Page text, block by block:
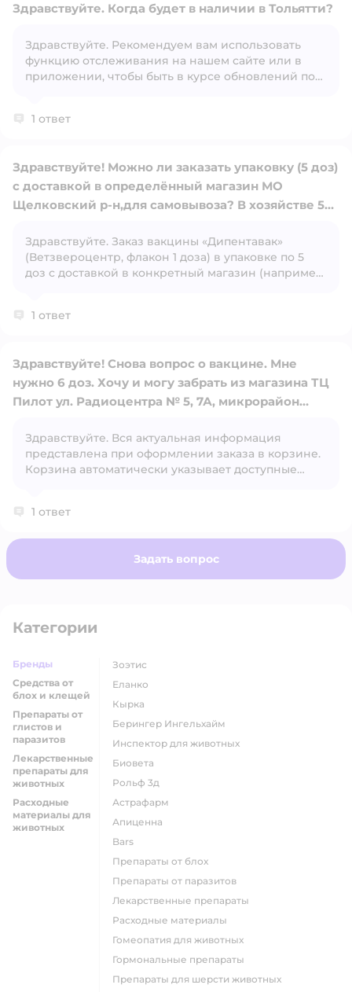
Открыть вопрос
Здравствуйте. Когда будет в наличии в Тольятти?
Здравствуйте. Рекомендуем вам использовать
функцию отслеживания на нашем сайте или в
приложении, чтобы быть в курсе обновлений по
1 ответ
Открыть вопрос
Здравствуйте! Можно ли заказать упаковку (5 доз)
с доставкой в определённый магазин МО
Щелковский р-н,для самовывоза? В хозяйстве 5
Спасибо!
Здравствуйте. Заказ вакцины «Дипентавак»
(Ветзвероцентр, флакон 1 доза) в упаковке по 5
доз с доставкой в конкретный магазин (например,
ветеринарной аптеки.
1 ответ
Открыть вопрос
Здравствуйте! Снова вопрос о вакцине. Мне
нужно 6 доз. Хочу и могу забрать из магазина ТЦ
Пилот ул. Радиоцентра № 5, 7А, микрорайон
Посодействуйте пожалуйста оформлению заказа.
Ехать в другие районы Подмосковья или
Москвы,нет возможности.
Здравствуйте. Вся актуальная информация
представлена при оформлении заказа в корзине.
Корзина автоматически указывает доступные
1 ответ
Задать вопрос
Категории
Бренды
Средства от
блох и клещей
Препараты от
глистов и
паразитов
Лекарственные
препараты для
животных
Расходные
материалы для
животных
Зоэтис
Еланко
Кырка
Берингер Ингельхайм
Инспектор для животных
Биовета
Рольф 3д
Астрафарм
Апиценна
Bars
Препараты от блох
Препараты от паразитов
Лекарственные препараты
Расходные материалы
Гомеопатия для животных
Гормональные препараты
Препараты для шерсти животных